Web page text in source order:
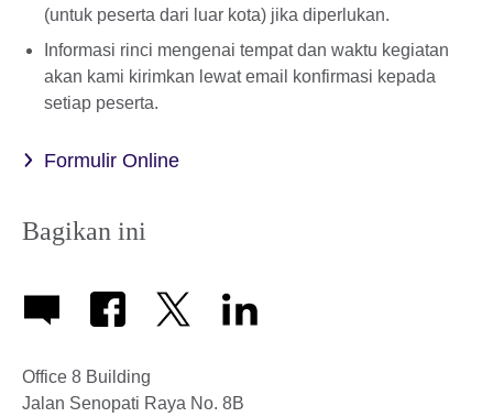
(untuk peserta dari luar kota) jika diperlukan.
Informasi rinci mengenai tempat dan waktu kegiatan
akan kami kirimkan lewat email konfirmasi kepada
setiap peserta.
Formulir Online
Bagikan ini
Office 8 Building
Jalan Senopati Raya No. 8B